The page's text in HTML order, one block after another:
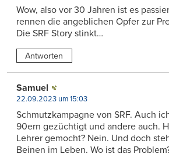
Wow, also vor 30 Jahren ist es
rennen die angeblichen Opfer zur
Die SRF Story stinkt…
Antworten
Samuel
22.09.2023 um 15:03
Schmutzkampagne von SRF. Auch
90ern gezüchtigt und andere auch.
Lehrer gemocht? Nein. Und doch
Beinen im Leben. Wo ist das